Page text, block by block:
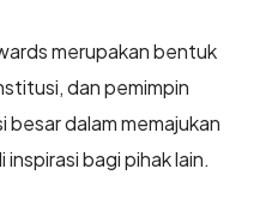
merupakan bentuk
dan pemimpin
dalam memajukan
bagi pihak lain.